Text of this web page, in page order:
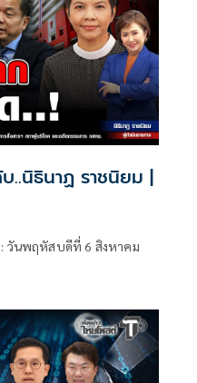
..นิธินาฏ ราชนิยม |
วันพฤหัสบดีที่ 6 สิงหาคม